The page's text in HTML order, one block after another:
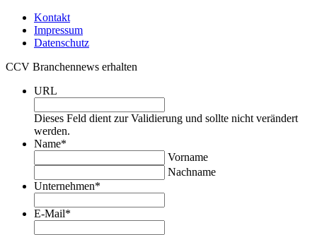
Kontakt
Impressum
Datenschutz
CCV Branchennews erhalten
URL
Dieses Feld dient zur Validierung und sollte nicht verändert
werden.
Name*
Vorname
Nachname
Unternehmen*
E-Mail*